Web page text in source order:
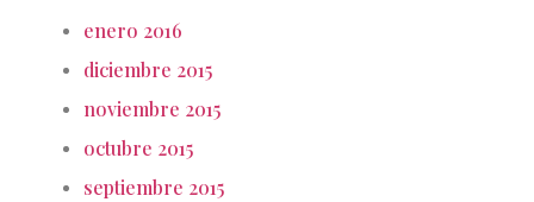
enero 2016
diciembre 2015
noviembre 2015
octubre 2015
septiembre 2015